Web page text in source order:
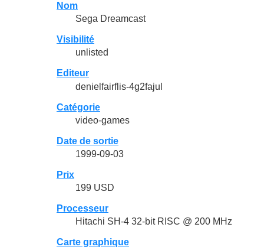
Nom
Sega Dreamcast
Visibilité
unlisted
Editeur
denielfairflis-4g2fajul
Catégorie
video-games
Date de sortie
1999-09-03
Prix
199 USD
Processeur
Hitachi SH-4 32-bit RISC @ 200 MHz
Carte graphique